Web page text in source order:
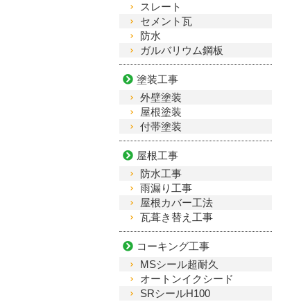
スレート
セメント瓦
防水
ガルバリウム鋼板
塗装工事
外壁塗装
屋根塗装
付帯塗装
屋根工事
防水工事
雨漏り工事
屋根カバー工法
瓦葺き替え工事
コーキング工事
MSシール超耐久
オートンイクシード
SRシールH100